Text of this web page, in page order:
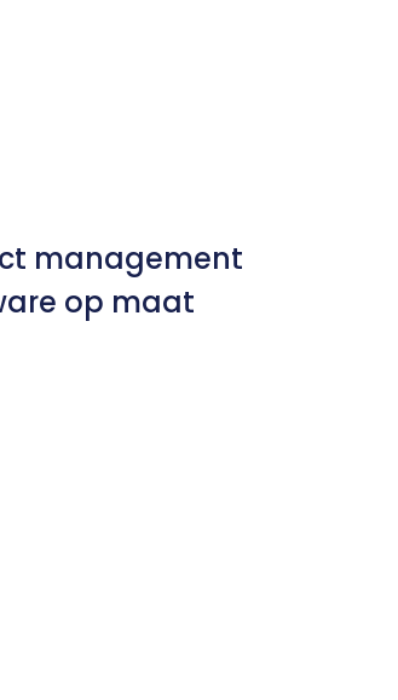
management
op maat